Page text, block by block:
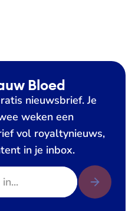
Bloed
nieuwsbrief. Je
weken een
vol royaltynieuws,
in je inbox.